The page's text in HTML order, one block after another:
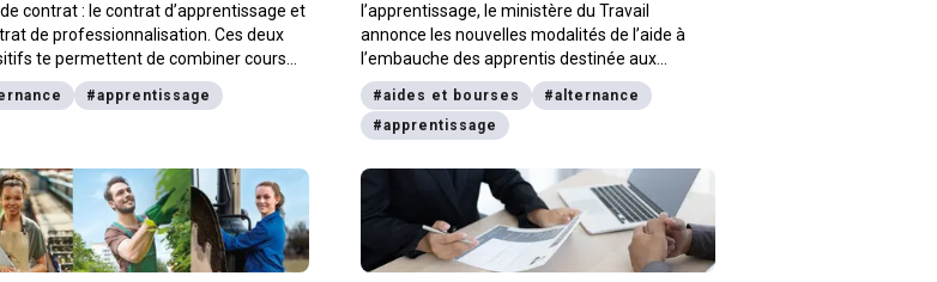
contrat : le contrat d’apprentissage et
de professionnalisation. Ces deux
te permettent de combiner cours
et expérience en entreprise. Mais
ils ne s’adressent pas aux mêmes
#apprentissage
l’apprentissage, le ministère du Travail
annonce les nouvelles modalités de l’aide à
l’embauche des apprentis destinée aux
employeurs qui recrutent un alternant :
montant de l’aide, profil des apprenants et
entreprises concernées : zoom ici sur ce qui va
#aides et bourses #alternance
#apprentissage